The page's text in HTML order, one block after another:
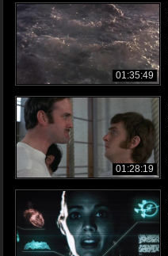
01:35:49
01:28:19